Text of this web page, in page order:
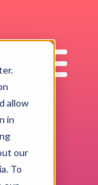
allow
in
our
To